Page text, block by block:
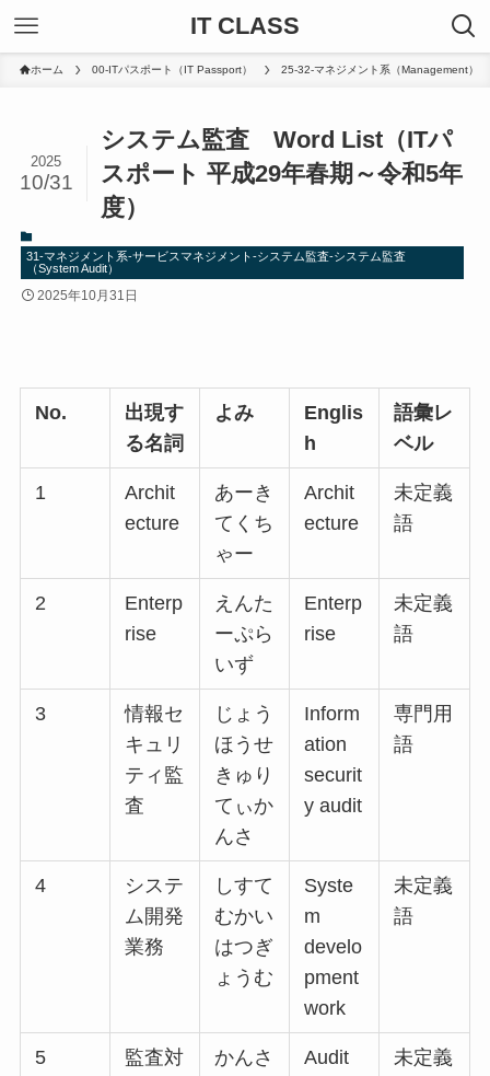
IT CLASS
ホーム 00-ITパスポート（IT Passport） 25-32-マネジメント系（Management）
システム監査 Word List（ITパ
スポート 平成29年春期～令和5年
度）
2025
10/31
31-マネジメント系-サービスマネジメント-システム監査-システム監査
（System Audit）
2025年10月31日
No.
出現す
る名詞
よみ
Englis
h
語彙レ
ベル
1
Archit
ecture
あーき
てくち
ゃー
Archit
ecture
未定義
語
2
Enterp
rise
えんた
ーぷら
いず
Enterp
rise
未定義
語
3
情報セ
キュリ
ティ監
査
じょう
ほうせ
きゅり
てぃか
んさ
Inform
ation
securit
y audit
専門用
語
4
システ
ム開発
業務
しすて
むかい
はつぎ
ょうむ
Syste
m
develo
pment
work
未定義
語
5
監査対
かんさ
Audit
未定義